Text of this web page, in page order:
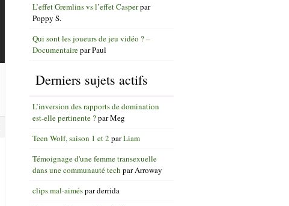
L’effet Gremlins vs l’effet Casperpar
Poppy S.
Qui sont les joueurs de jeu vidéo ? –
DocumentaireparPaul
Derniers sujets actifs
L’inversion des rapports de domination
est-elle pertinente ?parMeg
Teen Wolf, saison 1 et 2 parLiam
Témoignage d'une femme transexuelle
dans une communauté tech parArroway
clips mal-aimésparderrida